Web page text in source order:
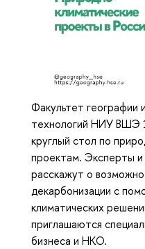
Факультет географии
технологий НИУ ВШЭ
круглый стол по
проектам. Эксперты и
расскажут о
декарбонизации с
климатических
приглашаются
бизнеса и НКО.